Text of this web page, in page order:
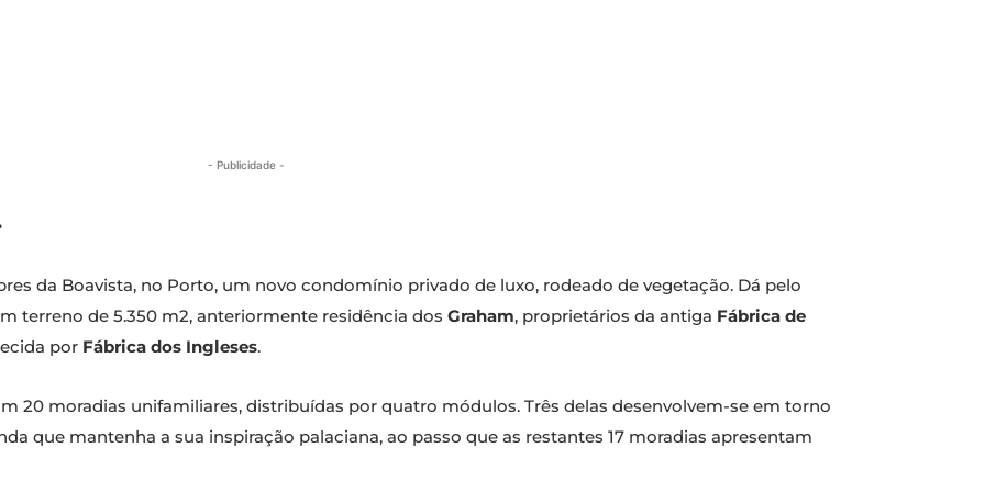
- Publicidade -
da Boavista, no Porto, um novo condomínio privado de luxo, rodeado de vegetação. Dá pelo
terreno de 5.350 m2, anteriormente residência dos Graham, proprietários da antiga Fábrica de
por Fábrica dos Ingleses.
20 moradias unifamiliares, distribuídas por quatro módulos. Três delas desenvolvem-se em torno
que mantenha a sua inspiração palaciana, ao passo que as restantes 17 moradias apresentam